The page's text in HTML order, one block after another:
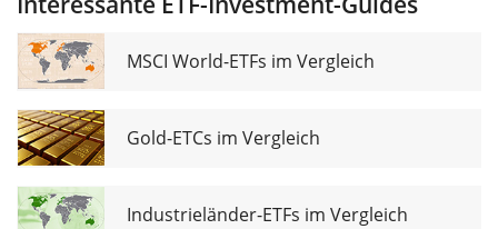
Transition
UCITS ETF Dist
MSCI World-ETFs im Vergleich
Gold-ETCs im Vergleich
Industrieländer-ETFs im Vergleich